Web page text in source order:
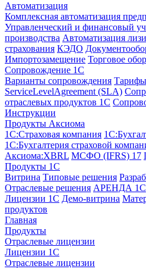
Автоматизация
Комплексная автоматизация
Управленческий и финансовый
производства Автоматизация
страхования КЭДО
Импортозамещение Торговое
Сопровождение 1С
Варианты сопровождения
ServiceLevelAgreement (SLA)
отраслевых продуктов 1С
Инструкции
Продукты Аксиома
1С:Страховая компания
1С:Бухгалтерия страховой
Аксиома:XBRL МСФО (IFRS) 17
Продукты 1С
Витрина Типовые решения
Отраслевые решения АРЕНДА 1С
Лицензии 1C Демо-витрина
продуктов
Главная
Продукты
Отраслевые лицензии
Лицензии 1С
Отраслевые лицензии